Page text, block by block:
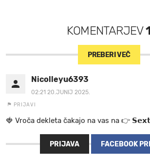
KOMENTARJEV
PREBERI VEČ
Nicolleyu6393
02:21 20.JUNIJ 2025.
PRIJAVI
🍓 V r o č a d e k l e t a ča k a jo na va s n a 👉
PRIJAVA FACEBOOK